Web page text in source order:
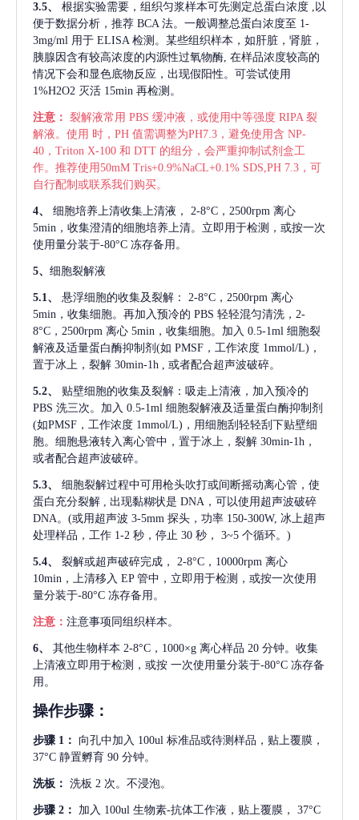
3.5、 根据实验需要，组织匀浆样本可先测定总蛋白浓度 ,以
便于数据分析，推荐 BCA 法。一般调整总蛋白浓度至 1-
3mg/ml 用于 ELISA 检测。某些组织样本，如肝脏，肾脏，
胰腺因含有较高浓度的内源性过氧物酶, 在样品浓度较高的
情况下会和显色底物反应，出现假阳性。可尝试使用
1%H2O2 灭活 15min 再检测。
注意： 裂解液常用 PBS 缓冲液，或使用中等强度 RIPA 裂
解液。使用 时，PH 值需调整为PH7.3，避免使用含 NP-
40，Triton X-100 和 DTT 的组分，会严重抑制试剂盒工
作。推荐使用50mM Tris+0.9%NaCL+0.1% SDS,PH 7.3，可
自行配制或联系我们购买。
4、 细胞培养上清收集上清液，
2-8°C，2500rpm 离心
5min，收集澄清的细胞培养上清。立即用于检测，或按一次
使用量分装于-80°C 冻存备用。
5、 细胞裂解液
5.1、 悬浮细胞的收集及裂解：
2-8°C，2500rpm 离心
5min，收集细胞。再加入预冷的 PBS 轻轻混匀清洗，2-
8°C，2500rpm 离心 5min，收集细胞。加入 0.5-1ml 细胞裂
解液及适量蛋白酶抑制剂(如 PMSF，工作浓度 1mmol/L)，
置于冰上，裂解 30min-1h , 或者配合超声波破碎。
5.2、
贴壁细胞的收集及裂解：吸走上清液，加入预冷的
PBS 洗三次。加入 0.5-1ml 细胞裂解液及适量蛋白酶抑制剂
(如PMSF，工作浓度 1mmol/L)，用细胞刮轻轻刮下贴壁细
胞。细胞悬液转入离心管中，置于冰上，裂解 30min-1h，
或者配合超声波破碎。
5.3、
细胞裂解过程中可用枪头吹打或间断摇动离心管，使
蛋白充分裂解 , 出现黏糊状是 DNA，可以使用超声波破碎
DNA。(或用超声波 3-5mm 探头，功率 150-300W, 冰上超声
处理样品，工作 1-2 秒，停止 30 秒， 3~5 个循环。)
5.4、 裂解或超声破碎完成，
2-8°C，10000rpm 离心
10min，上清移入 EP 管中，立即用于检测，或按一次使用
量分装于-80°C 冻存备用。
注意： 注意事项同组织样本。
6、 其他生物样本 2-8°C，1000×g 离心样品 20 分钟。收集
上清液立即用于检测，或按 一次使用量分装于-80°C 冻存备
用。
操作步骤：
步骤 1： 向孔中加入 100ul 标准品或待测样品，贴上覆膜，
37°C 静置孵育 90 分钟。
洗板： 洗板 2 次。不浸泡。
步骤 2： 加入 100ul 生物素-抗体工作液，贴上覆膜， 37°C